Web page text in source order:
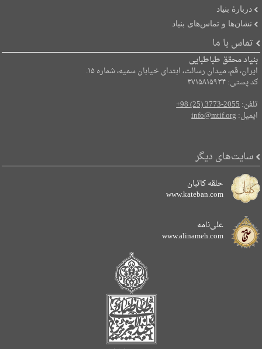
دربارۀ بنیاد
نشان‌ها و تماس‌های بنیاد
تماس با ما
بنیاد محقق طباطبایی
ایران، قم، میدان رسالت، ابتدای خیابان سمیه، شماره ۱۵.
کد پستی: ۳۷۱۵۸۱۵۹۳۴
تلفن:+98 (25) 3773-2055
ایمیل:info@mtif.org
سایت‌های دیگر
حلقه کاتبان
www.kateban.com
علی‌نامه
www.alinameh.com